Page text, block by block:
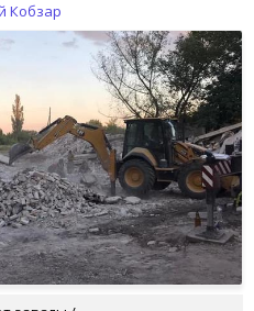
Кобзар